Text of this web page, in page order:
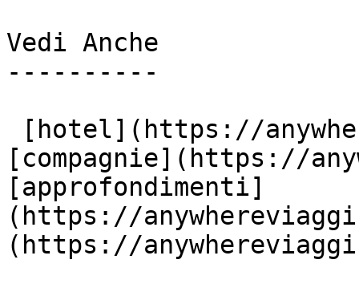
Vedi Anche
----------
[compagnie](https://
[approfondimenti]
(https://
(https://